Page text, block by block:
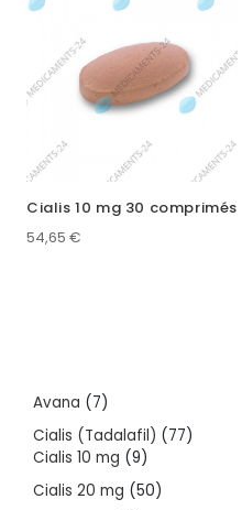
Cialis 10 mg 30 comprimés
54,65 €
Avana 77
products
Cialis (Tadalafil) 7777
Cialis 10 mg 99
products
Cialis 20 mg 5050